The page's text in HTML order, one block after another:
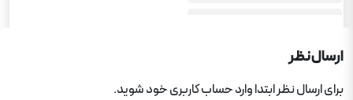
کمک درسی دبیرستانارسال نظر
برای ارسال نظر ابتدا وارد حساب کاربری خود شوید.